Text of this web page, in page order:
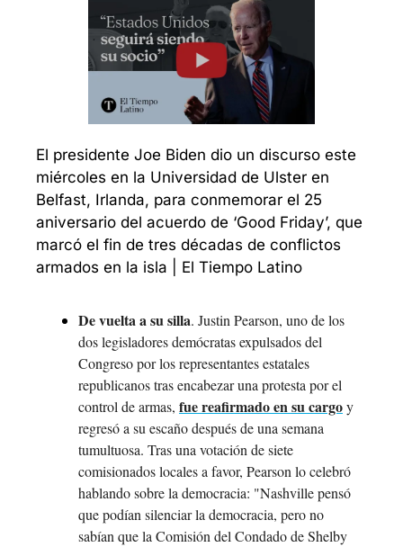
El presidente Joe Biden dio un discurso este
miércoles en la Universidad de Ulster en
Belfast, Irlanda, para conmemorar el 25
aniversario del acuerdo de ‘Good Friday’, que
marcó el fin de tres décadas de conflictos
armados en la isla | El Tiempo Latino
De vuelta a su silla. Justin Pearson, uno de los
dos legisladores demócratas expulsados del
Congreso ​​por los representantes estatales
republicanos tras encabezar una protesta por el
control de armas, fue reafirmado en su cargo y
regresó a su escaño después de una semana
tumultuosa. Tras una votación de siete
comisionados locales a favor, Pearson lo celebró
hablando sobre la democracia: "Nashville pensó
que podían silenciar la democracia, pero no
sabían que la Comisión del Condado de Shelby